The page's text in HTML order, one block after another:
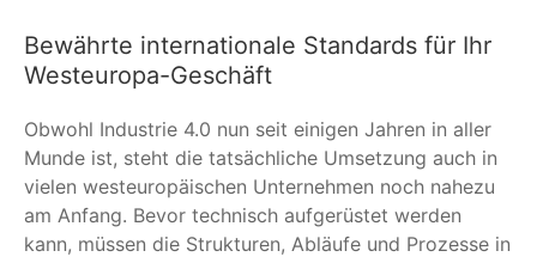
Bewährte internationale Standards für Ihr
Westeuropa-Geschäft
Obwohl Industrie 4.0 nun seit einigen Jahren in aller
Munde ist, steht die tatsächliche Umsetzung auch in
vielen westeuropäischen Unternehmen noch nahezu
am Anfang. Bevor technisch aufgerüstet werden
kann, müssen die Strukturen, Abläufe und Prozesse in